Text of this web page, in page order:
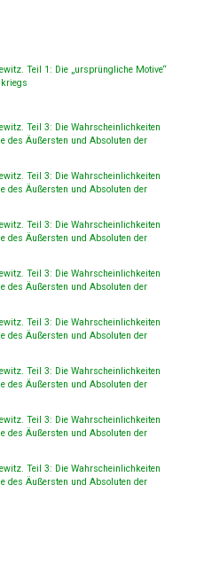
Teil 1: Die „ursprüngliche Motive“
Teil 3: Die Wahrscheinlichkeiten
des Äußersten und Absoluten der
Teil 3: Die Wahrscheinlichkeiten
des Äußersten und Absoluten der
Teil 3: Die Wahrscheinlichkeiten
des Äußersten und Absoluten der
Teil 3: Die Wahrscheinlichkeiten
des Äußersten und Absoluten der
Teil 3: Die Wahrscheinlichkeiten
des Äußersten und Absoluten der
Teil 3: Die Wahrscheinlichkeiten
des Äußersten und Absoluten der
Teil 3: Die Wahrscheinlichkeiten
des Äußersten und Absoluten der
Teil 3: Die Wahrscheinlichkeiten
des Äußersten und Absoluten der